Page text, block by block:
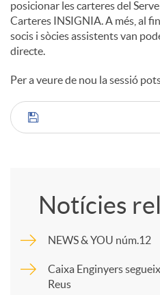
posicionar les carteres del
Carteres INSIGNIA. A més, al
socis i sòcies assistents van
directe.
Per a veure de nou la sessió
C
m
p
Notícies
NEWS & YOU núm.12
Caixa Enginyers
Reus